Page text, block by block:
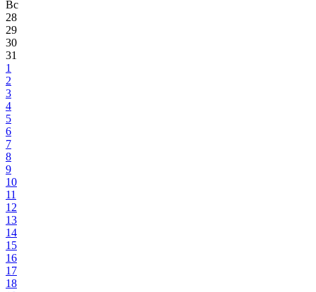
Вс
28
29
30
31
1
2
3
4
5
6
7
8
9
10
11
12
13
14
15
16
17
18